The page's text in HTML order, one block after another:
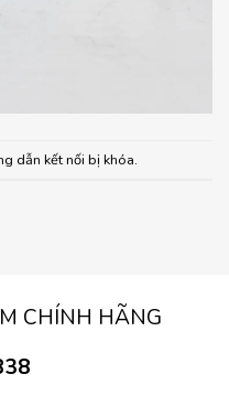
dẫn kết nối bị khóa.
CHÍNH HÃNG